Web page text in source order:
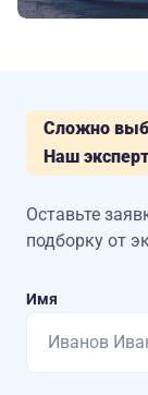
Сложно
Наш
Оставьте
подборку от
Имя